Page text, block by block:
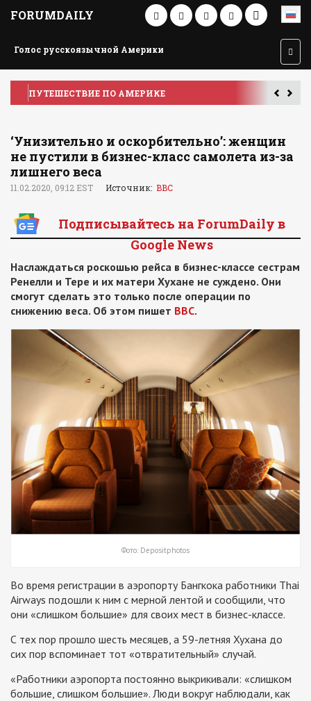
FORUMDAILY
Голос русскоязычной Америки
ПУТЕШЕСТВИЕ ПО АМЕРИКЕ
‘Унизительно и оскорбительно’: женщин
не пустили в бизнес-класс самолета из-за
лишнего веса
11.02.2020, 09:12 EST Источник: BBC
Подписывайтесь на ForumDaily в
Google News
Наслаждаться роскошью рейса в бизнес-классе сестрам
Ренелли и Тере и их матери Хухане не суждено. Они
смогут сделать это только после операции по
снижению веса. Об этом пишет BBC.
Фото: Depositphotos
Во время регистрации в аэропорту Бангкока работники Thai
Airways подошли к ним с мерной лентой и сообщили, что
они «слишком большие» для своих мест в бизнес-классе.
С тех пор прошло шесть месяцев, а 59-летняя Хухана до
сих пор вспоминает тот «отвратительный» случай.
«Работники аэропорта постоянно выкрикивали: «слишком
большие, слишком большие». Люди вокруг наблюдали, как